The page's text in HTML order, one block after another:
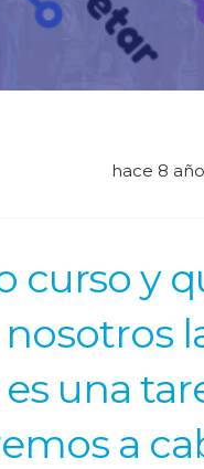
hace 8
curso y
una
a